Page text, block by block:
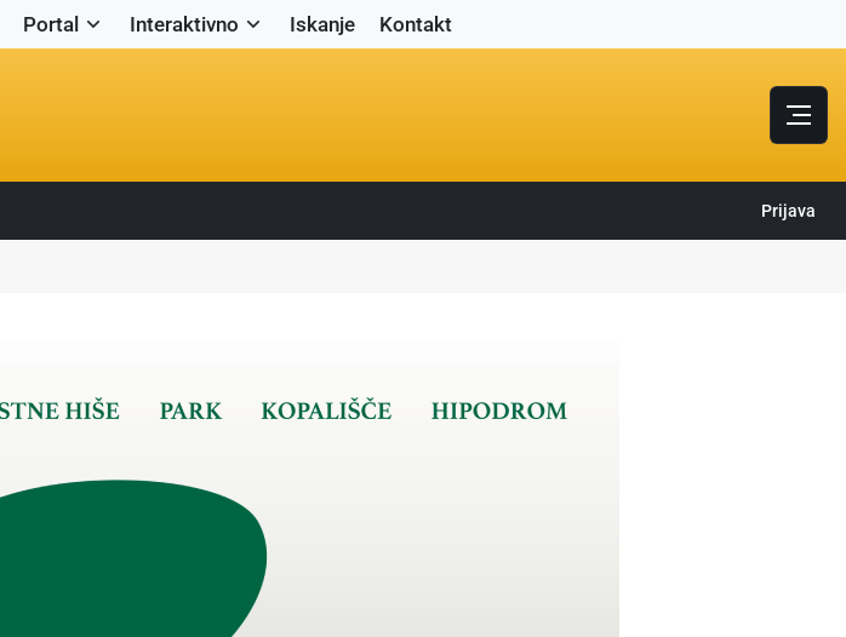
Portal Interaktivno Iskanje Kontakt
Prijava